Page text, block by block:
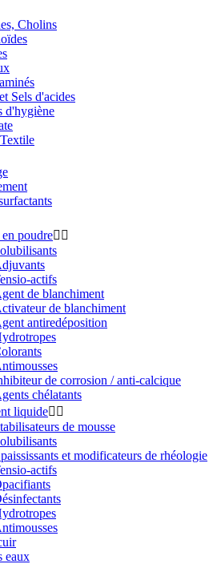
Cholins
Sels d'acides
d'hygiène
poudre 
actifs
de blanchiment
de blanchiment
antiredéposition
de corrosion / anti-calcique
chélatants
liquide 
de mousse
et modificateurs de rhéologie
actifs
eaux